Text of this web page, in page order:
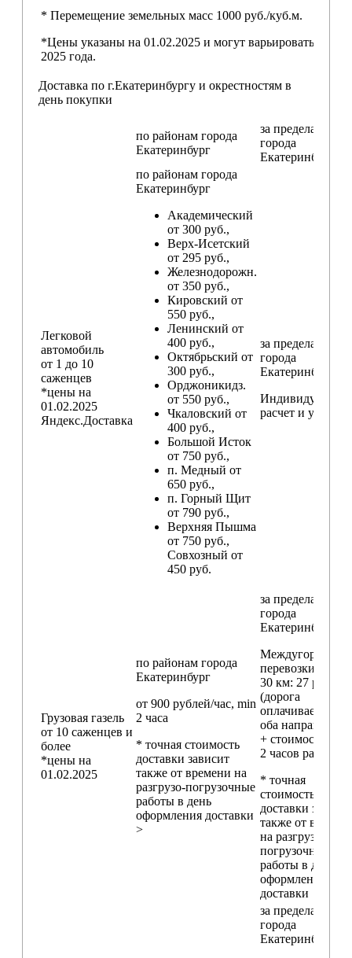
* Перемещение земельных масс 1000 руб./куб.м.
*Цены указаны на 01.02.2025 и могут варьироваться
2025 года.
Доставка по г.Екатеринбургу и окрестностям в
день покупки
по районам города
Екатеринбург
за пределами
города
Екатеринбург
Легковой
автомобиль
от 1 до 10
саженцев
*цены на
01.02.2025
Яндекс.Доставка
по районам города
Екатеринбург
Академический
от 300 руб.,
Верх-Исетский
от 295 руб.,
Железнодорожн.
от 350 руб.,
Кировский от
550 руб.,
Ленинский от
400 руб.,
Октябрьский от
300 руб.,
Орджоникидз.
от 550 руб.,
Чкаловский от
400 руб.,
Большой Исток
от 750 руб.,
п. Медный от
650 руб.,
п. Горный Щит
от 790 руб.,
Верхняя Пышма
от 750 руб.,
Совхозный от
450 руб.
за пределами
города
Екатеринбург
расчет и условия
Грузовая газель
от 10 саженцев и
более
*цены на
01.02.2025
по районам города
Екатеринбург
от 900 рублей/час, min
2 часа
* точная стоимость
доставки зависит
также от времени на
разгрузо-погрузочные
работы в день
оформления доставки
>
за пределами
города
Екатеринбург
Междугородние
перевозки
30 км: 27 руб./км
(дорога
оплачивается в
оба направления
+ стоимость min
2 часов работы)
* точная
стоимость
доставки
также от
на разгрузо-
погрузочные
работы в день
оформления
доставки
за пределами
города
Екатеринбург